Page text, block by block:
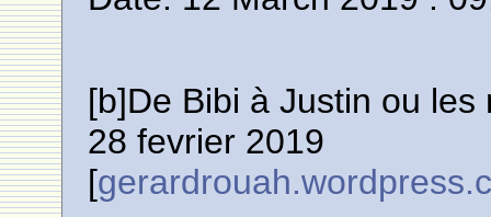
[b]De Bibi à Justin ou
28 fevrier 2019
[